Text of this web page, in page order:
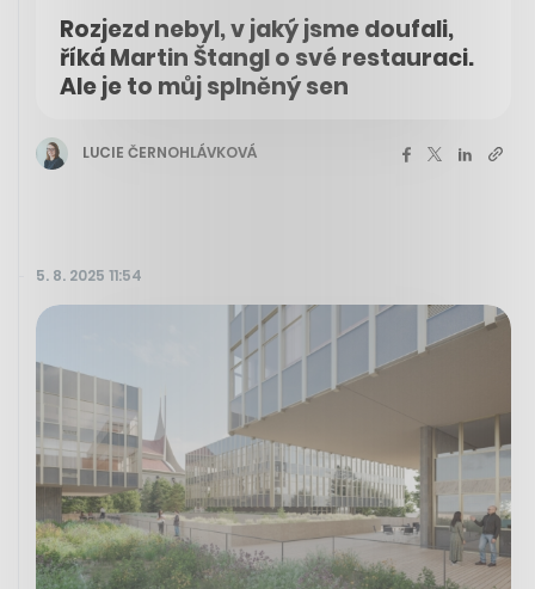
Rozjezd nebyl, v jaký jsme doufali,
říká Martin Štangl o své restauraci.
Ale je to můj splněný sen
LUCIE ČERNOHLÁVKOVÁ
5. 8. 2025 11:54